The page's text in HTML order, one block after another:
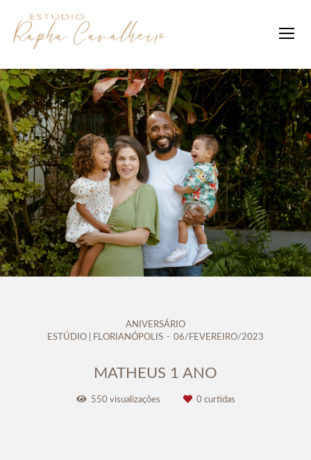
ANIVERSÁRIO
ESTÚDIO | FLORIANÓPOLIS
06/FEVEREIRO/2023
MATHEUS 1 ANO
550 visualizações 0 curtidas